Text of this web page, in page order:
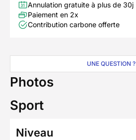
Annulation gratuite à plus de 30j
Paiement en 2x
Contribution carbone offerte
UNE QUESTION ?
Photos
Sport
Niveau